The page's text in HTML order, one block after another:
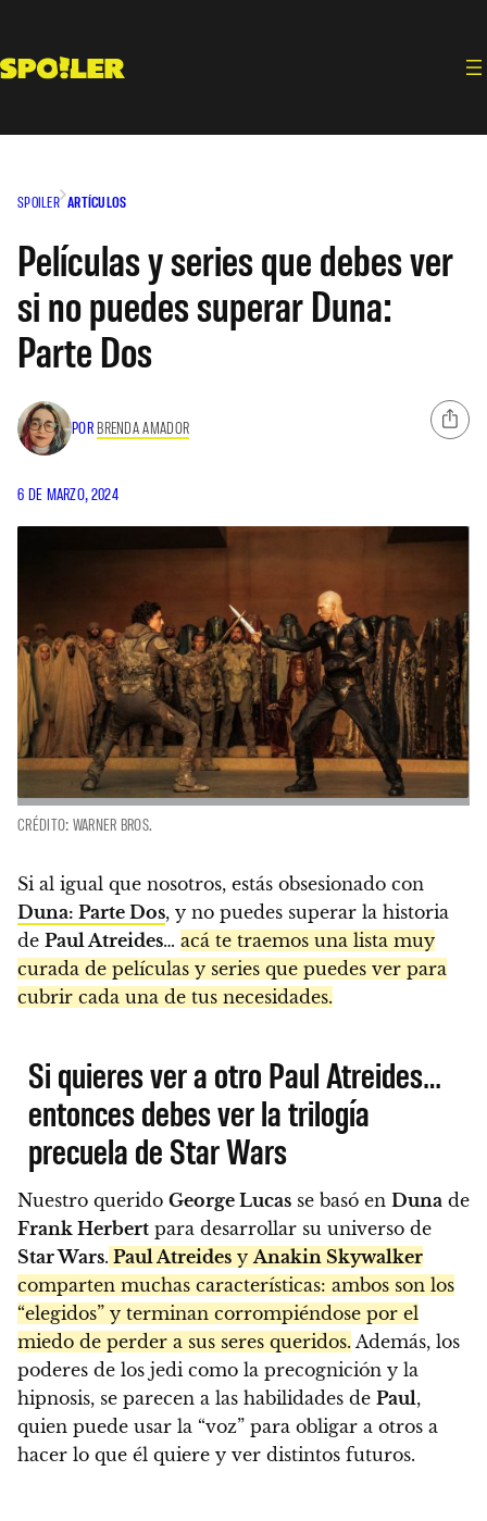
contenido
SPOILER ARTÍCULOS
Películas y series que debes ver
si no puedes superar Duna:
Parte Dos
POR BRENDA AMADOR
6 DE MARZO, 2024
CRÉDITO: WARNER BROS.
Si al igual que nosotros, estás obsesionado con
Duna: Parte Dos, y no puedes superar la historia
de Paul Atreides… acá te traemos una lista muy
curada de películas y series que puedes ver para
cubrir cada una de tus necesidades.
Si quieres ver a otro Paul Atreides…
entonces debes ver la trilogía
precuela de Star Wars
Nuestro querido George Lucas se basó en Duna de
Frank Herbert para desarrollar su universo de
Star Wars. Paul Atreides y Anakin Skywalker
comparten muchas características: ambos son los
“elegidos” y terminan corrompiéndose por el
miedo de perder a sus seres queridos. Además, los
poderes de los jedi como la precognición y la
hipnosis, se parecen a las habilidades de Paul,
quien puede usar la “voz” para obligar a otros a
hacer lo que él quiere y ver distintos futuros.